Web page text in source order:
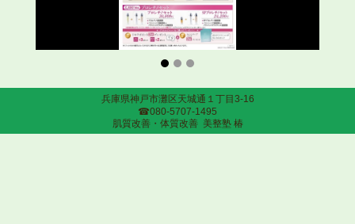
兵庫県神戸市灘区天城通１丁目3-16
☎︎080-5707-1495
肌質改善・体質改善 美整塾 椿